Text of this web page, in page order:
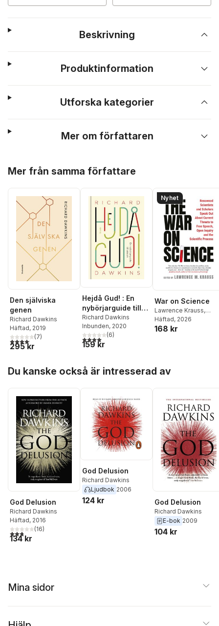
Beskrivning
Produktinformation
Utforska kategorier
Mer om författaren
Mer från samma författare
Den själviska
genen
Richard Dawkins
Häftad, 2019
4,1utav 5 stjärnor. Totalt antal röster:
(7)
295 kr
Hejdå Gud! : En
nybörjarguide till
ateism
Richard Dawkins
Inbunden, 2020
4,0utav 5 stjärnor. Totalt antal röster:
(6)
159 kr
Nyhet
War on Science
Lawrence Krauss,
Richard Dawkins
Steven Pinker
Krauss
Häftad, 2026
168 kr
Du kanske också är intresserad av
God Delusion
Richard Dawkins
Häftad, 2016
2,8utav 5 stjärnor. Totalt antal röster:
(16)
134 kr
God Delusion
Richard Dawkins
Ljudbok 2006
124 kr God Delusion
Richard Dawkins
E-bok 2009
104 kr
Mina sidor